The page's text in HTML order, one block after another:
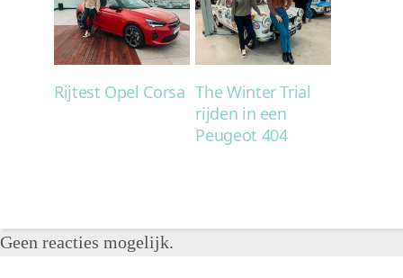
Rijtest Opel Corsa The Winter Trial
rijden in een
Peugeot 404
Geen reacties mogelijk.